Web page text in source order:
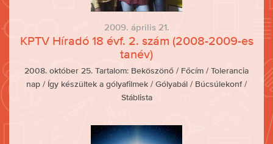
2009. április 21.
KPTV Híradó 18 évf. 2. szám (2008-2009-es
tanév)
2008. október 25. Tartalom: Beköszönő / Főcím / Tolerancia
nap / Így készültek a gólyafilmek / Gólyabál / Búcsúlekonf /
Stáblista